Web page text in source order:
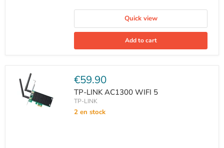
Quick view
Add to cart
Current
price
€59.90
TP-LINK AC1300 WIFI 5
TP-LINK
2 en stock